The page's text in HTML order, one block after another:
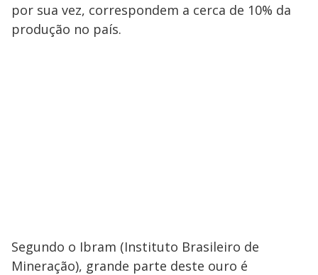
por sua vez, correspondem a cerca de 10% da
produção no país.
Segundo o Ibram (Instituto Brasileiro de
Mineração), grande parte deste ouro é